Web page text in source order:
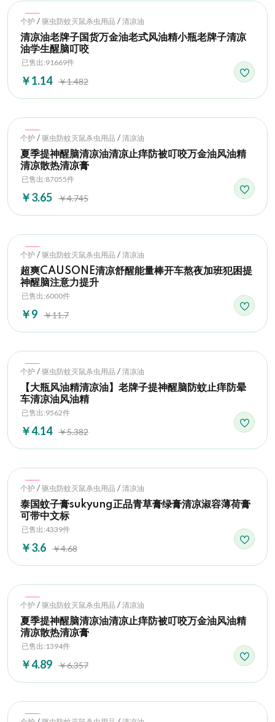
Hot
个护 / 驱虫防蚊灭鼠杀虫用品 / 清凉油
清凉油老牌子国货万金油老式风油精小瓶老牌子清凉
油学生醒脑叮咬
已售出:91669件
￥1.14 ￥1.482
Hot
个护 / 驱虫防蚊灭鼠杀虫用品 / 清凉油
夏季提神醒脑清凉油清凉止痒防被叮咬万金油风油精
清凉散热清凉膏
已售出:87055件
￥3.65 ￥4.745
Hot
个护 / 驱虫防蚊灭鼠杀虫用品 / 清凉油
超爽CAUSONE清凉舒醒能量棒开车熬夜加班犯困提
神醒脑注意力提升
已售出:6000件
￥9 ￥11.7
Hot
个护 / 驱虫防蚊灭鼠杀虫用品 / 清凉油
【大瓶风油精清凉油】老牌子提神醒脑防蚊止痒防晕
车清凉油风油精
已售出:9562件
￥4.14 ￥5.382
Hot
个护 / 驱虫防蚊灭鼠杀虫用品 / 清凉油
泰国蚊子膏sukyung正品青草膏绿膏清凉淑容薄荷膏
可带中文标
已售出:4339件
￥3.6 ￥4.68
Hot
个护 / 驱虫防蚊灭鼠杀虫用品 / 清凉油
夏季提神醒脑清凉油清凉止痒防被叮咬万金油风油精
清凉散热清凉膏
已售出:1394件
￥4.89 ￥6.357
Hot